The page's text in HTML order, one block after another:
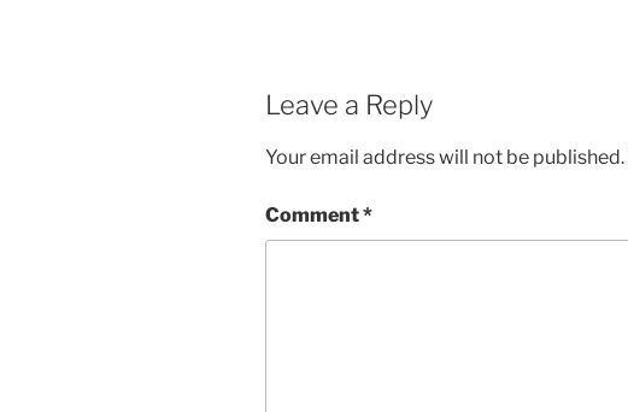
Leave a Reply
Your email address will not be published.
Comment*